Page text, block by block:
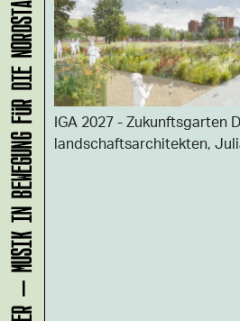
IGA 2027 - Zukunftsgarten
landschaftsarchitekten,
KLANG-ENTFALTER – MUSIK IN BEWEGUNG FÜR DIE NORDSTADT